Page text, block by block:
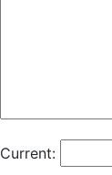
Current: